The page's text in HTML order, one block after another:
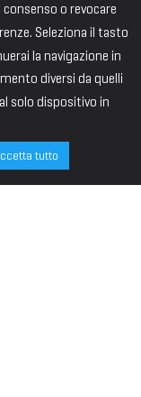
o revocare
Seleziona il tasto
la navigazione in
diversi da quelli
solo dispositivo in
tutto